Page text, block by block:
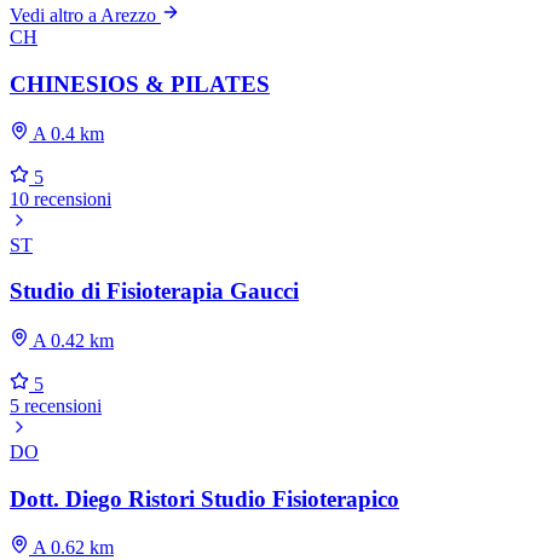
Vedi altro a Arezzo
CH
CHINESIOS & PILATES
A 0.4 km
5
10 recensioni
ST
Studio di Fisioterapia Gaucci
A 0.42 km
5
5 recensioni
DO
Dott. Diego Ristori Studio Fisioterapico
A 0.62 km